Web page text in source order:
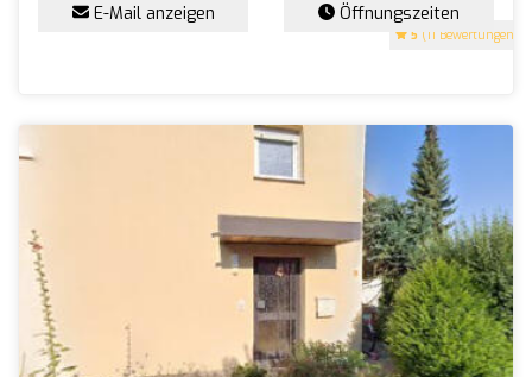
5 (11 Bewertungen)
E-Mail anzeigen Öffnungszeiten